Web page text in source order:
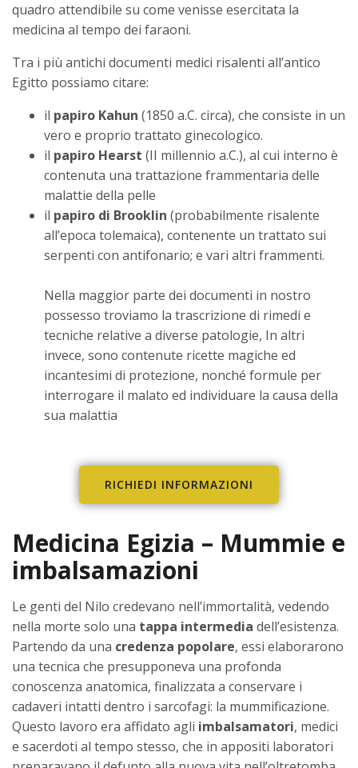
quadro attendibile su come venisse esercitata la
medicina al tempo dei faraoni.
Tra i più antichi documenti medici risalenti all’antico
Egitto possiamo citare:
il papiro Kahun (1850 a.C. circa), che consiste in un
vero e proprio trattato ginecologico.
il papiro Hearst (II millennio a.C.), al cui interno è
contenuta una trattazione frammentaria delle
malattie della pelle
il papiro di Brooklin (probabilmente risalente
all’epoca tolemaica), contenente un trattato sui
serpenti con antifonario; e vari altri frammenti.
Nella maggior parte dei documenti in nostro
possesso troviamo la trascrizione di rimedi e
tecniche relative a diverse patologie, In altri
invece, sono contenute ricette magiche ed
incantesimi di protezione, nonché formule per
interrogare il malato ed individuare la causa della
sua malattia
RICHIEDI INFORMAZIONI
Medicina Egizia – Mummie e
imbalsamazioni
Le genti del Nilo credevano nell’immortalità, vedendo
nella morte solo una tappa intermedia dell’esistenza.
Partendo da una credenza popolare, essi elaborarono
una tecnica che presupponeva una profonda
conoscenza anatomica, finalizzata a conservare i
cadaveri intatti dentro i sarcofagi: la mummificazione.
Questo lavoro era affidato agli imbalsamatori, medici
e sacerdoti al tempo stesso, che in appositi laboratori